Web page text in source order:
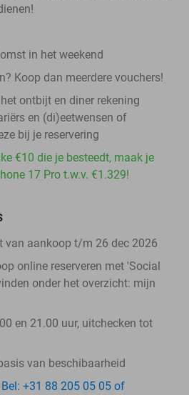
in het weekend
Koop dan meerdere vouchers!
ontbijt en diner rekening
en (di)eetwensen of
bij je reservering
€10 die je besteedt, maak je
17 Pro t.w.v. €1.329!
van aankoop t/m 26 dec 2026
online reserveren met 'Social
onder het overzicht: mijn
en 21.00 uur, uitchecken tot
van beschibaarheid
+31 88 205 05 05 of